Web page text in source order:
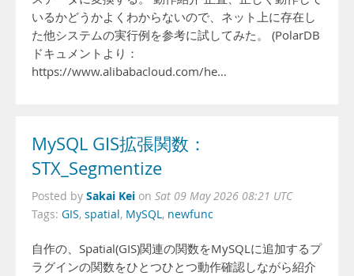
いるかどうかよくわからないので、ネット上に存在し
た他システムの実行例を参考に試してみた。 (PolarDB
ドキュメントより：
https://www.alibabacloud.com/he…
MySQL GIS拡張関数：
STX_Segmentize
Posted by Sakai Kei on Sat 09 May 2026 08:21 UTC
Tags: GIS, spatial, MySQL, newfunc
自作の、Spatial(GIS)関連の関数をMySQLに追加するプ
ラグインの関数をひとつひとつ動作確認しながら紹介